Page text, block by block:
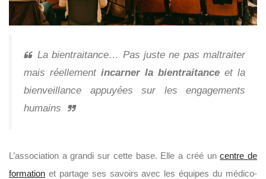
La bientraitance… Pas juste ne pas maltraiter
mais réellement incarner la bientraitance et la
bienveillance appuyées sur les engagements
humains
L’association a grandi sur cette base. Elle a créé uncentre de
formation et partage ses savoirs avec les équipes du médico-